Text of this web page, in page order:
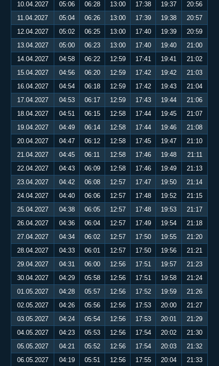
10.04.2027 05:06 06:28 13:00 17:38 19:37
20:56
11.04.2027
05:04 06:26 13:00 17:39 19:38
20:57
12.04.2027
05:02 06:25 13:00 17:40 19:39
20:59
13.04.2027
05:00 06:23 13:00 17:40 19:40
21:00
14.04.2027
04:58 06:22 12:59 17:41 19:41
21:02
15.04.2027
04:56 06:20 12:59 17:42 19:42
21:03
16.04.2027
04:54 06:18 12:59 17:42 19:43
21:04
17.04.2027
04:53 06:17 12:59 17:43 19:44
21:06
18.04.2027
04:51 06:15 12:58 17:44 19:45
21:07
19.04.2027
04:49 06:14 12:58 17:44 19:46
21:08
20.04.2027
04:47 06:12 12:58 17:45 19:47
21:10
21.04.2027
04:45 06:11 12:58 17:46 19:48
21:11
22.04.2027
04:43 06:09 12:58 17:46 19:49
21:13
23.04.2027
04:42 06:08 12:57 17:47 19:50
21:14
24.04.2027
04:40 06:06 12:57 17:48 19:52
21:15
25.04.2027
04:38 06:05 12:57 17:48 19:53
21:17
26.04.2027
04:36 06:04 12:57 17:49 19:54
21:18
27.04.2027
04:34 06:02 12:57 17:50 19:55
21:20
28.04.2027
04:33 06:01 12:57 17:50 19:56
21:21
29.04.2027
04:31 06:00 12:56 17:51 19:57
21:23
30.04.2027
04:29 05:58 12:56 17:51 19:58
21:24
01.05.2027
04:28 05:57 12:56 17:52 19:59
21:26
02.05.2027
04:26 05:56 12:56 17:53 20:00
21:27
03.05.2027
04:24 05:54 12:56 17:53 20:01
21:29
04.05.2027
04:23 05:53 12:56 17:54 20:02
21:30
05.05.2027
04:21 05:52 12:56 17:54 20:03
21:32
06.05.2027
04:19 05:51 12:56 17:55 20:04
21:33